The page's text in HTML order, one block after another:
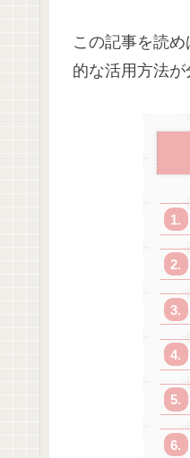
この記事を読
的な活用方法が